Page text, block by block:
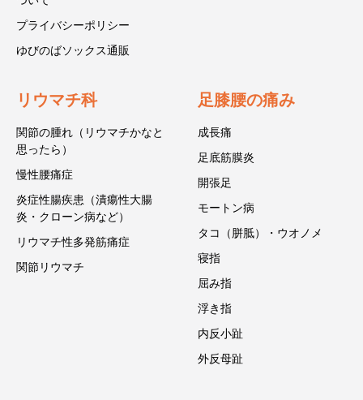
プライバシーポリシー
ゆびのばソックス通販
リウマチ科
関節の腫れ（リウマチかなと
思ったら）
慢性腰痛症
炎症性腸疾患（潰瘍性大腸
炎・クローン病など）
リウマチ性多発筋痛症
関節リウマチ
足膝腰の痛み
成長痛
足底筋膜炎
開張足
モートン病
タコ（胼胝）・ウオノメ
寝指
屈み指
浮き指
内反小趾
外反母趾